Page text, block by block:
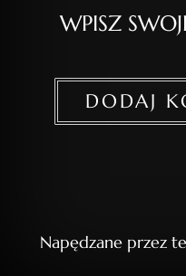
WPISZ
DODAJ
Napędzane przez